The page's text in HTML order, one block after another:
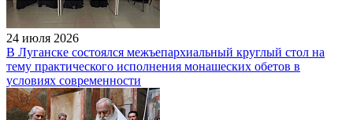
24 июля 2026
В Луганске состоялся межъепархиальный круглый стол на
тему практического исполнения монашеских обетов в
условиях современности